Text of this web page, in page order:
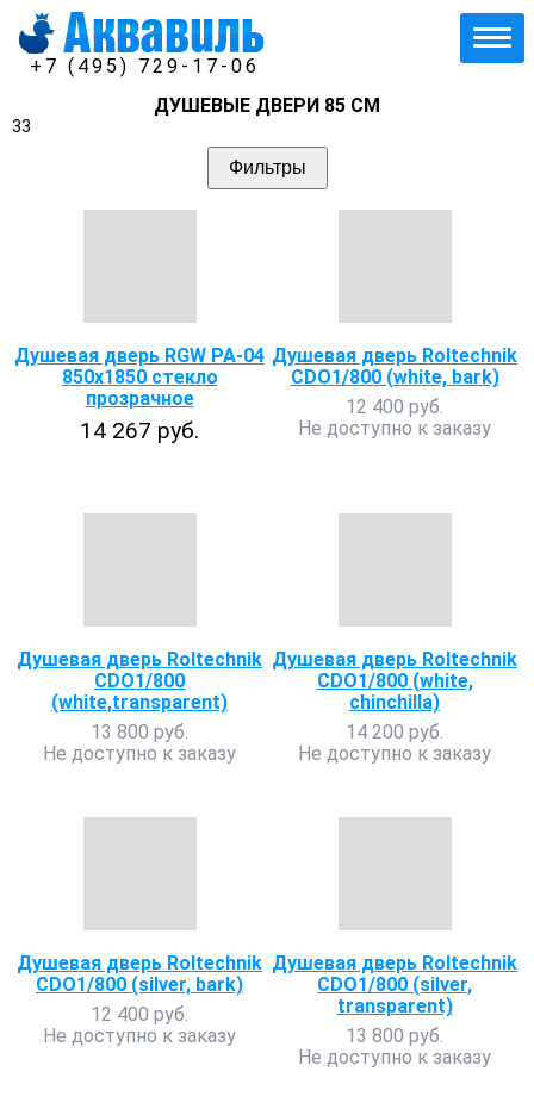
+7 (495) 729-17-06
ДУШЕВЫЕ ДВЕРИ 85 СМ
33
Фильтры
Душевая дверь RGW PA-04
850x1850 стекло
прозрачное
14 267 руб.
Душевая дверь Roltechnik
CDO1/800 (white, bark)
12 400 руб.
Не доступно к заказу
Душевая дверь Roltechnik
CDO1/800
(white,transparent)
13 800 руб.
Не доступно к заказу
Душевая дверь Roltechnik
CDO1/800 (white,
chinchilla)
14 200 руб.
Не доступно к заказу
Душевая дверь Roltechnik
CDO1/800 (silver, bark)
12 400 руб.
Не доступно к заказу
Душевая дверь Roltechnik
CDO1/800 (silver,
transparent)
13 800 руб.
Не доступно к заказу